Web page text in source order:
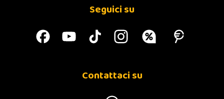
Seguici su
Contattaci su